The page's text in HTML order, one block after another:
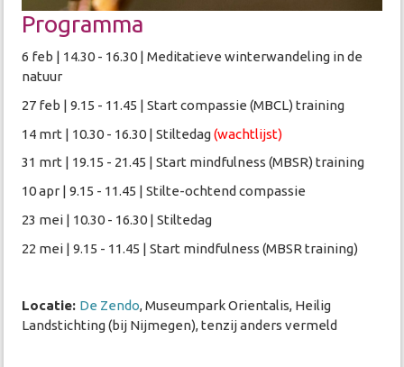
Programma
6 feb | 14.30 - 16.30 | Meditatieve winterwandeling in de
natuur
27 feb | 9.15 - 11.45 | Start compassie (MBCL) training
14 mrt | 10.30 - 16.30 | Stiltedag(wachtlijst)
31 mrt | 19.15 - 21.45 | Start mindfulness (MBSR) training
10 apr | 9.15 - 11.45 | Stilte-ochtend compassie
23 mei | 10.30 - 16.30 | Stiltedag
22 mei | 9.15 - 11.45 | Start mindfulness (MBSR training)
Locatie: De Zendo, Museumpark Orientalis, Heilig
Landstichting (bij Nijmegen), tenzij anders vermeld